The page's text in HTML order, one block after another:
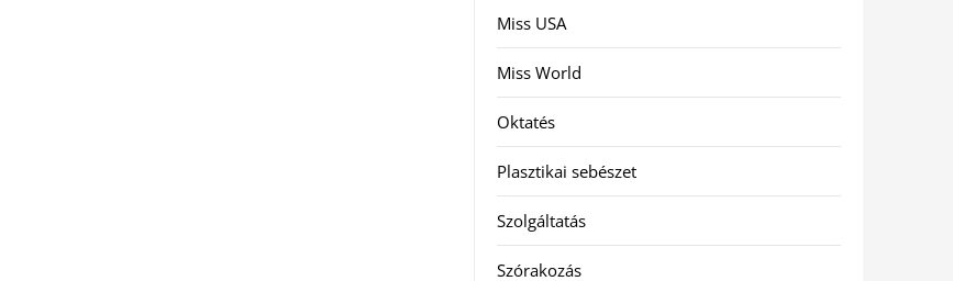
Miss USA
Miss World
Oktatés
Plasztikai sebészet
Szolgáltatás
Szórakozás